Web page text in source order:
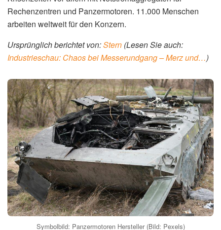
Rechenzentren und Panzermotoren. 11.000 Menschen
arbeiten weltweit für den Konzern.
Ursprünglich berichtet von:Stern (Lesen Sie auch:
Industrieschau: Chaos bei Messerundgang – Merz und…)
Symbolbild: Panzermotoren Hersteller (Bild: Pexels)